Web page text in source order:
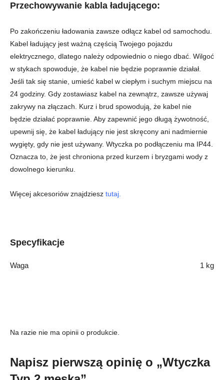
Przechowywanie kabla ładującego:
Po zakończeniu ładowania zawsze odłącz kabel od samochodu.
Kabel ładujący jest ważną częścią Twojego pojazdu
elektrycznego, dlatego należy odpowiednio o niego dbać. Wilgoć
w stykach spowoduje, że kabel nie będzie poprawnie działał.
Jeśli tak się stanie, umieść kabel w ciepłym i suchym miejscu na
24 godziny. Gdy zostawiasz kabel na zewnątrz, zawsze używaj
zakrywy na złączach. Kurz i brud spowodują, że kabel nie
będzie działać poprawnie. Aby zapewnić jego długą żywotność,
upewnij się, że kabel ładujący nie jest skręcony ani nadmiernie
wygięty, gdy nie jest używany. Wtyczka po podłączeniu ma IP44.
Oznacza to, że jest chroniona przed kurzem i bryzgami wody z
dowolnego kierunku.
Więcej akcesoriów znajdziesz tutaj
Specyfikacje
Waga 1 kg
Na razie nie ma opinii o produkcie.
Napisz pierwszą opinię o „Wtyczka